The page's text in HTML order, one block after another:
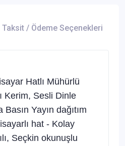
Taksit / Ödeme Seçenekleri
Hatlı Mühürlü
Kerim, Sesli Dinle
Yayın dağıtım
hat - Kolay
Seçkin okunuşlu